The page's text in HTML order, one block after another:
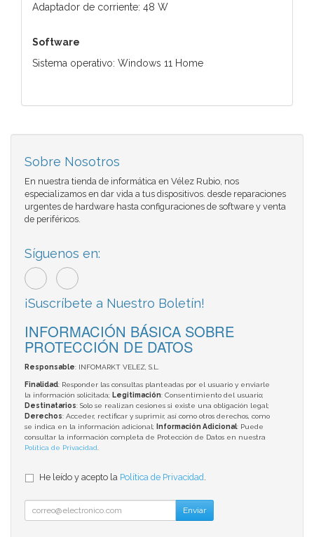
Adaptador de corriente: 48 W
Software
Sistema operativo: Windows 11 Home
Sobre Nosotros
En nuestra tienda de informática en Vélez Rubio, nos
especializamos en dar vida a tus dispositivos. desde reparaciones
urgentes de hardware hasta configuraciones de software y venta
de periféricos.
Síguenos en:
¡Suscríbete a Nuestro Boletín!
INFORMACIÓN BÁSICA SOBRE
PROTECCIÓN DE DATOS
Responsable: INFOMARKT VELEZ, S.L.
Finalidad: Responder las consultas planteadas por el usuario y enviarle
la información solicitada; Legitimación: Consentimiento del usuario;
Destinatarios: Solo se realizan cesiones si existe una obligación legal;
Derechos: Acceder, rectificar y suprimir, así como otros derechos, como
se indica en la información adicional;
Información Adicional: Puede
consultar la información completa de Protección de Datos en nuestra
Política de Privacidad
He leído y acepto la Política de Privacidad
Enviar